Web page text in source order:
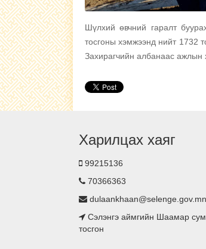
Шүлхий өвчний гаралт
тосгоны хэмжээнд нийт 1732
Захирагчийн албанаас ажлын
Харилцах хаяг
99215136
70366363
dulaankhaan@selenge.gov.mn
Сэлэнгэ аймгийн Шаамар
тосгон